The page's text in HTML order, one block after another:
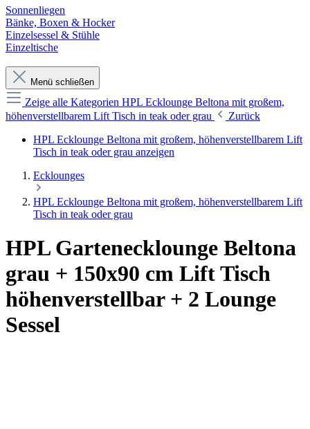
Sonnenliegen
Bänke, Boxen & Hocker
Einzelsessel & Stühle
Einzeltische
Menü schließen
Zeige alle Kategorien HPL Ecklounge Beltona mit großem,
höhenverstellbarem Lift Tisch in teak oder grau
Zurück
HPL Ecklounge Beltona mit großem, höhenverstellbarem Lift
Tisch in teak oder grau anzeigen
Ecklounges
HPL Ecklounge Beltona mit großem, höhenverstellbarem Lift
Tisch in teak oder grau
HPL Gartenecklounge Beltona
grau + 150x90 cm Lift Tisch
höhenverstellbar + 2 Lounge
Sessel